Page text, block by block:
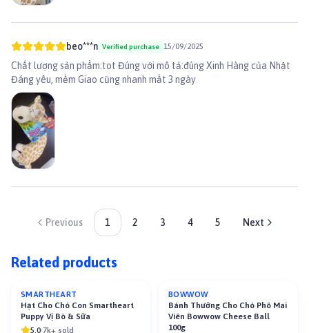
beo***n Verified purchase 15/09/2025
Chất lượng sản phẩm:tot Đúng với mô tả:đúng Xinh Hàng của Nhật
Đáng yêu, mềm Giao cũng nhanh mất 3 ngày
Previous 1 2 3 4 5 Next
Related products
-9%
SMARTHEART
Hạt Cho Chó Con Smartheart
Puppy Vị Bò & Sữa
5.0·7k+ sold
-10%
BOWWOW
Bánh Thưởng Cho Chó Phô Mai
Viên Bowwow Cheese Ball
100g